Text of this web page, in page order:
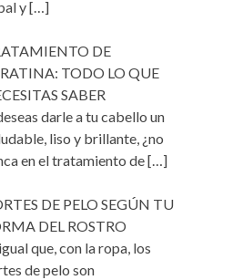
y[…]
DE
TODO LO QUE
SABER
darle a tu cabello un
liso y brillante, ¿no
en el tratamiento de[…]
DE PELO SEGÚN TU
DEL ROSTRO
que, con la ropa, los
de pelo son